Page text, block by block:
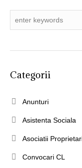
Categorii
Anunturi
Asistenta Sociala
Asociatii
Convocari CL